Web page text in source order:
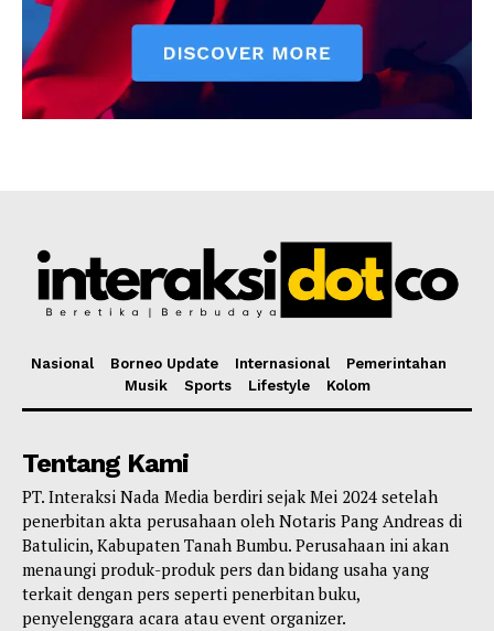
Nasional Borneo Update Internasional
Pemerintahan
Musik
Sports Lifestyle Kolom
Tentang Kami
PT. Interaksi Nada Media berdiri sejak Mei 2024 setelah
penerbitan akta perusahaan oleh Notaris Pang Andreas di
Batulicin, Kabupaten Tanah Bumbu. Perusahaan ini akan
menaungi produk-produk pers dan bidang usaha yang
terkait dengan pers seperti penerbitan buku,
penyelenggara acara atau event organizer.